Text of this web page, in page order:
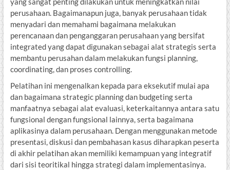
perusahaan. Bagaimanapun juga, banyak perusahaan tidak
menyadari dan memahami bagaimana melakukan
perencanaan dan penganggaran perusahaan yang bersifat
integrated yang dapat digunakan sebagai alat strategis serta
membantu perusahan dalam melakukan fungsi planning,
coordinating, dan proses controlling.
Pelatihan ini mengenalkan kepada para eksekutif mulai apa
dan bagaimana strategic planning dan budgeting serta
manfaatnya sebagai alat evaluasi, keterkaitannya antara satu
fungsional dengan fungsional lainnya, serta bagaimana
aplikasinya dalam perusahaan. Dengan menggunakan metode
presentasi, diskusi dan pembahasan kasus diharapkan peserta
di akhir pelatihan akan memiliki kemampuan yang integratif
dari sisi teoritikal hingga strategi dalam implementasinya.